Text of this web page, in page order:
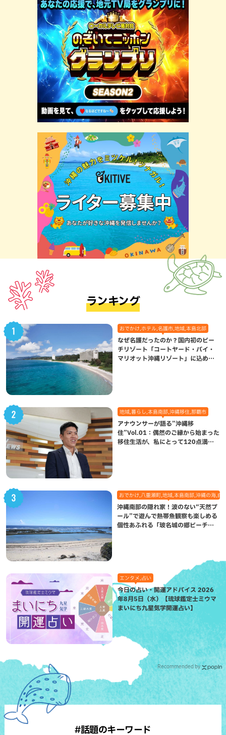
ランキング
おでかけ,ホテル,名護市,地域,本島北部
なぜ名護だったのか？国内初のビー
チリゾート「コートヤード・バイ・
マリオット沖縄リゾート」に込めら
地域,暮らし,本島南部,沖縄移住,那覇市
アナウンサーが語る”沖縄移
住”Vol.01：偶然のご縁から始まった
移住生活が、私にとって120点満点
おでかけ,八重瀬町,地域,本島南部,沖縄の海,自
沖縄南部の隠れ家！波のない“天然プ
ール”で遊んで熱帯魚観察も楽しめる
個性あふれる「玻名城の郷ビーチ」
エンタメ,占い
今日の占い・開運アドバイス 2026
年8月5日（水）【琉球鑑定士ミウマ
まいにち九星気学開運占い】
Recommended by
#話題のキーワード